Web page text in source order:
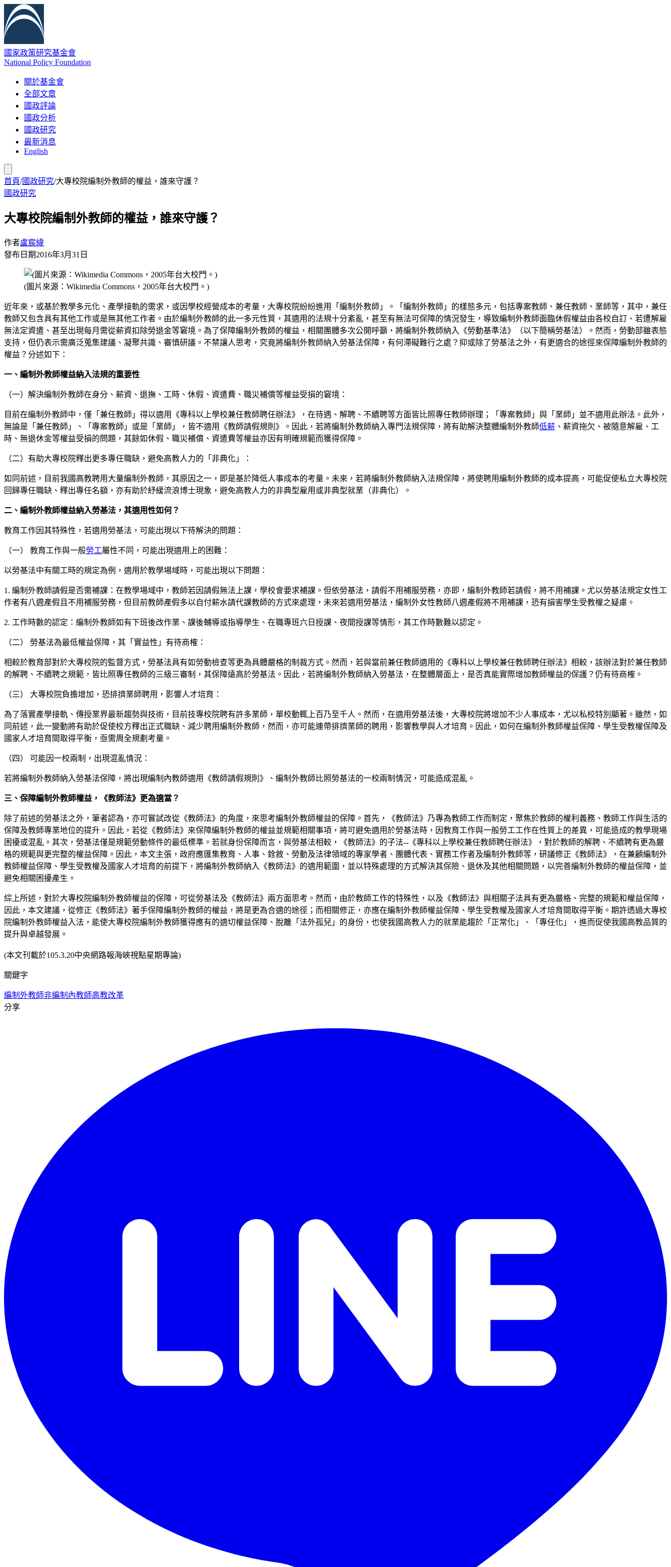
國家政策研究基金會
National Policy Foundation
關於基金會
全部文章
國政評論
國政分析
國政研究
最新消息
English
首頁/國政研究/大專校院編制外教師的權益，誰來守護？
國政研究
大專校院編制外教師的權益，誰來守護？
作者盧宸緯
發布日期2016年3月31日
(圖片來源：Wikimedia Commons，2005年台大校門。)
近年來，或基於教學多元化、產學接軌的需求，或因學校經營成本的考量，大專校院紛紛進用「編制外教師」。「編制外教師」的樣態多元，包括專案教師、兼任教師、業師等，其中，兼任
教師又包含具有其他工作或是無其他工作者。由於編制外教師的此一多元性質，其適用的法規十分紊亂，甚至有無法可保障的情況發生，導致編制外教師面臨休假權益由各校自訂、若遭解雇
無法定資遣、甚至出現每月需從薪資扣除勞退金等窘境。為了保障編制外教師的權益，相關團體多次公開呼籲，將編制外教師納入《勞動基準法》（以下簡稱勞基法）。然而，勞動部雖表態
支持，但仍表示需廣泛蒐集建議、凝聚共識、審慎研議。不禁讓人思考，究竟將編制外教師納入勞基法保障，有何滯礙難行之處？抑或除了勞基法之外，有更適合的途徑來保障編制外教師的
權益？分述如下：
一、編制外教師權益納入法規的重要性
（一）解決編制外教師在身分、薪資、退撫、工時、休假、資遣費、職災補償等權益受損的窘境：
目前在編制外教師中，僅「兼任教師」得以適用《專科以上學校兼任教師聘任辦法》，在待遇、解聘、不續聘等方面皆比照專任教師辦理；「專案教師」與「業師」並不適用此辦法。此外，
無論是「兼任教師」、「專案教師」或是「業師」，皆不適用《教師請假規則》。因此，若將編制外教師納入專門法規保障，將有助解決整體編制外教師低薪 、薪資拖欠、被隨意解雇、工
時、無退休金等權益受損的問題，其餘如休假、職災補償、資遣費等權益亦因有明確規範而獲得保障。
（二）有助大專校院釋出更多專任職缺，避免高教人力的「非典化」：
如同前述，目前我國高教聘用大量編制外教師，其原因之一，即是基於降低人事成本的考量。未來，若將編制外教師納入法規保障，將使聘用編制外教師的成本提高，可能促使私立大專校院
回歸專任職缺、釋出專任名額，亦有助於紓緩流浪博士現象，避免高教人力的非典型雇用或非典型就業（非典化）。
二、編制外教師權益納入勞基法，其適用性如何？
教育工作因其特殊性，若適用勞基法，可能出現以下待解決的問題：
（一） 教育工作與一般勞工屬性不同，可能出現適用上的困難：
以勞基法中有關工時的規定為例，適用於教學場域時，可能出現以下問題：
1. 編制外教師請假是否需補課：在教學場域中，教師若因請假無法上課，學校會要求補課。但依勞基法，請假不用補服勞務，亦即，編制外教師若請假，將不用補課。尤以勞基法規定女性工
作者有八週產假且不用補服勞務，但目前教師產假多以自付薪水請代課教師的方式來處理，未來若適用勞基法，編制外女性教師八週產假將不用補課，恐有損害學生受教權之疑慮。
2. 工作時數的認定：編制外教師如有下班後改作業、課後輔導或指導學生、在職專班六日授課、夜間授課等情形，其工作時數難以認定。
（二） 勞基法為最低權益保障，其「實益性」有待商榷：
相較於教育部對於大專校院的監督方式，勞基法具有如勞動檢查等更為具體嚴格的制裁方式。然而，若與當前兼任教師適用的《專科以上學校兼任教師聘任辦法》相較，該辦法對於兼任教師
的解聘、不續聘之規範，皆比照專任教師的三級三審制，其保障遠高於勞基法。因此，若將編制外教師納入勞基法，在整體層面上，是否真能實際增加教師權益的保護？仍有待商榷。
（三） 大專校院負擔增加，恐排擠業師聘用，影響人才培育：
為了落實產學接軌、傳授業界最新趨勢與技術，目前技專校院聘有許多業師，單校動輒上百乃至千人。然而，在適用勞基法後，大專校院將增加不少人事成本，尤以私校特別顯著。雖然，如
同前述，此一變動將有助於促使校方釋出正式職缺、減少聘用編制外教師，然而，亦可能連帶排擠業師的聘用，影響教學與人才培育。因此，如何在編制外教師權益保障、學生受教權保障及
國家人才培育間取得平衡，亟需周全規劃考量。
（四） 可能因一校兩制，出現混亂情況：
若將編制外教師納入勞基法保障，將出現編制內教師適用《教師請假規則》、編制外教師比照勞基法的一校兩制情況，可能造成混亂。
三、保障編制外教師權益，《教師法》更為適當？
除了前述的勞基法之外，筆者認為，亦可嘗試改從《教師法》的角度，來思考編制外教師權益的保障。首先，《教師法》乃專為教師工作而制定，聚焦於教師的權利義務、教師工作與生活的
保障及教師專業地位的提升。因此，若從《教師法》來保障編制外教師的權益並規範相關事項，將可避免適用於勞基法時，因教育工作與一般勞工工作在性質上的差異，可能造成的教學現場
困擾或混亂。其次，勞基法僅是規範勞動條件的最低標準。若就身份保障而言，與勞基法相較，《教師法》的子法--《專科以上學校兼任教師聘任辦法》，對於教師的解聘、不續聘有更為嚴
格的規範與更完整的權益保障。因此，本文主張，政府應匯集教育、人事、銓敘、勞動及法律領域的專家學者、團體代表、實務工作者及編制外教師等，研議修正《教師法》，在兼顧編制外
教師權益保障、學生受教權及國家人才培育的前提下，將編制外教師納入《教師法》的適用範圍，並以特殊處理的方式解決其保險、退休及其他相關問題，以完善編制外教師的權益保障，並
避免相關困擾產生。
綜上所述，對於大專校院編制外教師權益的保障，可從勞基法及《教師法》兩方面思考。然而，由於教師工作的特殊性，以及《教師法》與相關子法具有更為嚴格、完整的規範和權益保障，
因此，本文建議，從修正《教師法》著手保障編制外教師的權益，將是更為合適的途徑；而相關修正，亦應在編制外教師權益保障、學生受教權及國家人才培育間取得平衡。期許透過大專校
院編制外教師權益入法，能使大專校院編制外教師獲得應有的適切權益保障、脫離「法外孤兒」的身份，也使我國高教人力的就業能趨於「正常化」、「專任化」，進而促使我國高教品質的
提升與卓越發展。
(本文刊載於105.3.20中央網路報海峽視點星期專論)
關鍵字
編制外教師非編制內教師高教改革
分享